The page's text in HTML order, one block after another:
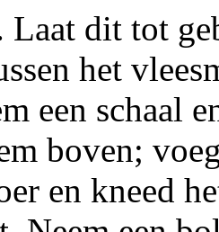
Laat dit tot
het
een schaal
boven;
en kneed